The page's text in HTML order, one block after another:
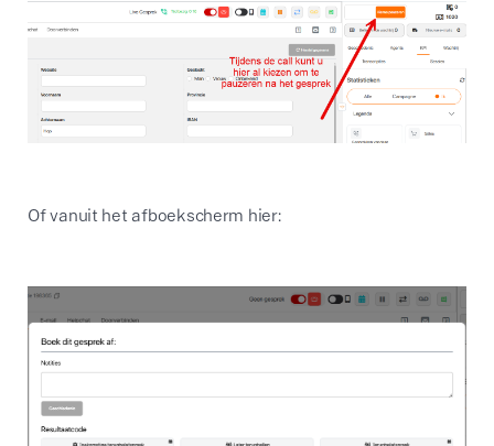
Of vanuit het afboekscherm hier: